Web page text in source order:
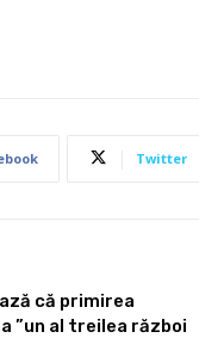
Twitter
că primirea
”un al treilea război